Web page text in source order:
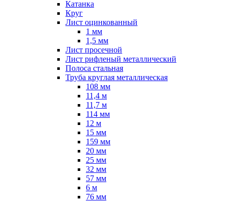
Катанка
Круг
Лист оцинкованный
1 мм
1,5 мм
Лист просечной
Лист рифленый металлический
Полоса стальная
Труба круглая металлическая
108 мм
11,4 м
11,7 м
114 мм
12 м
15 мм
159 мм
20 мм
25 мм
32 мм
57 мм
6 м
76 мм